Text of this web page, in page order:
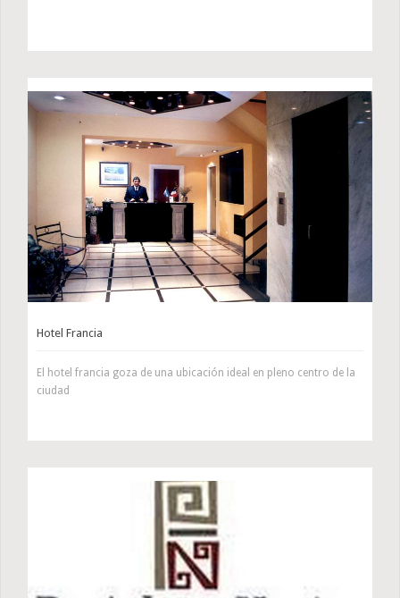
Hotel Francia
El hotel francia goza de una ubicación ideal en pleno centro de la
ciudad